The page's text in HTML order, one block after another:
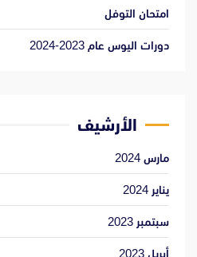
امتحان التوفل
دورات اليوس عام 2023-2024
الأرشيف
مارس 2024
يناير 2024
سبتمبر 2023
أبريل 2023